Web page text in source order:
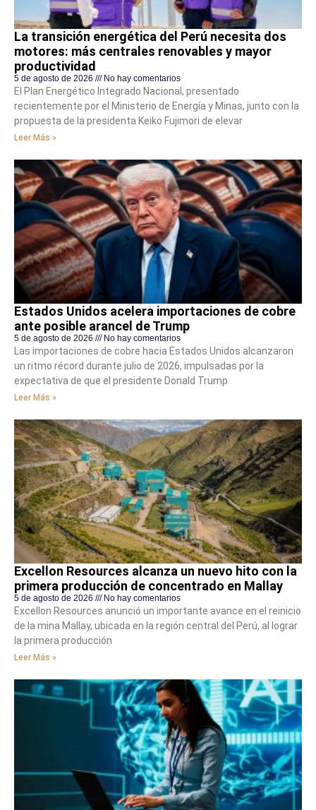
La transición energética del Perú necesita dos
motores: más centrales renovables y mayor
productividad
5 de agosto de 2026 No hay comentarios
El Plan Energético Integrado Nacional, presentado
recientemente por el Ministerio de Energía y Minas, junto con la
propuesta de la presidenta Keiko Fujimori de elevar
Leer Más »
Estados Unidos acelera importaciones de cobre
ante posible arancel de Trump
5 de agosto de 2026 No hay comentarios
Las importaciones de cobre hacia Estados Unidos alcanzaron
un ritmo récord durante julio de 2026, impulsadas por la
expectativa de que el presidente Donald Trump
Leer Más »
Excellon Resources alcanza un nuevo hito con la
primera producción de concentrado en Mallay
5 de agosto de 2026 No hay comentarios
Excellon Resources anunció un importante avance en el reinicio
de la mina Mallay, ubicada en la región central del Perú, al lograr
la primera producción
Leer Más »